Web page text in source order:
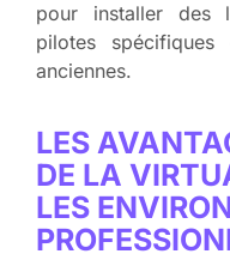
pour installer des
pilotes
anciennes.
LES
DE LA
LES